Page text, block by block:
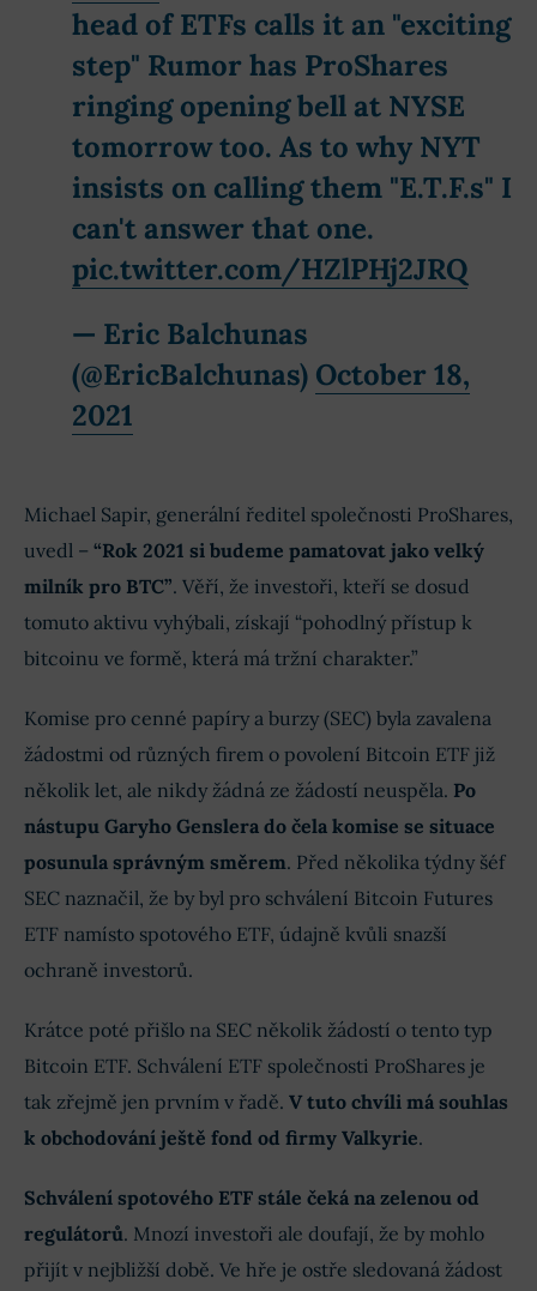
head of ETFs calls it an "exciting
step" Rumor has ProShares
ringing opening bell at NYSE
tomorrow too. As to why NYT
insists on calling them "E.T.F.s" I
can't answer that one.
pic.twitter.com/HZlPHj2JRQ
— Eric Balchunas
(@EricBalchunas) October 18,
2021
Michael Sapir, generální ředitel společnosti ProShares,
uvedl – “Rok 2021 si budeme pamatovat jako velký
milník pro BTC”. Věří, že investoři, kteří se dosud
tomuto aktivu vyhýbali, získají “pohodlný přístup k
bitcoinu ve formě, která má tržní charakter.”
Komise pro cenné papíry a burzy (SEC) byla zavalena
žádostmi od různých firem o povolení Bitcoin ETF již
několik let, ale nikdy žádná ze žádostí neuspěla. Po
nástupu Garyho Genslera do čela komise se situace
posunula správným směrem. Před několika týdny šéf
SEC naznačil, že by byl pro schválení Bitcoin Futures
ETF namísto spotového ETF, údajně kvůli snazší
ochraně investorů.
Krátce poté přišlo na SEC několik žádostí o tento typ
Bitcoin ETF. Schválení ETF společnosti ProShares je
tak zřejmě jen prvním v řadě. V tuto chvíli má souhlas
k obchodování ještě fond od firmy Valkyrie.
Schválení spotového ETF stále čeká na zelenou od
regulátorů. Mnozí investoři ale doufají, že by mohlo
přijít v nejbližší době. Ve hře je ostře sledovaná žádost